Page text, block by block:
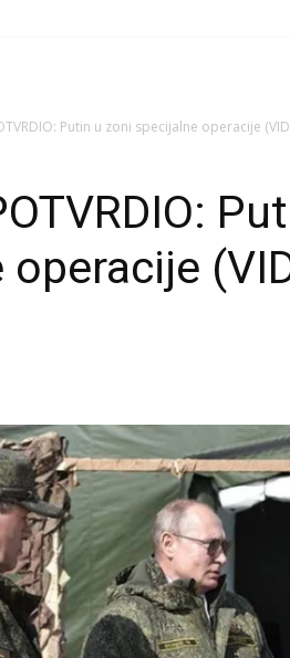
Putin u zoni specijalne operacije